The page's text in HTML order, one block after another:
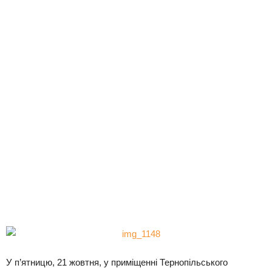
У п’ятницю, 21 жовтня, у приміщенні Тернопільського